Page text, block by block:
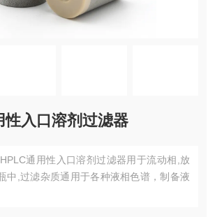
性入口溶剂过滤器
通用性入口溶剂过滤器用于流动相,放
中,过滤杂质通用于各种液相色谱，制备液